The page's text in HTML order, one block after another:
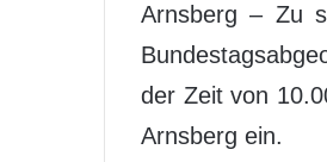
Arnsberg – Zu
der Zeit von
Arnsberg ein.